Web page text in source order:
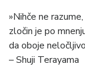
»Nihče ne
zločin je po
da oboje
– Shuji Terayama